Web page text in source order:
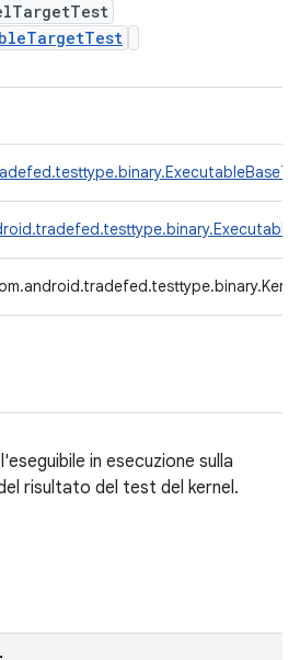
in esecuzione sulla
risultato del test del kernel.